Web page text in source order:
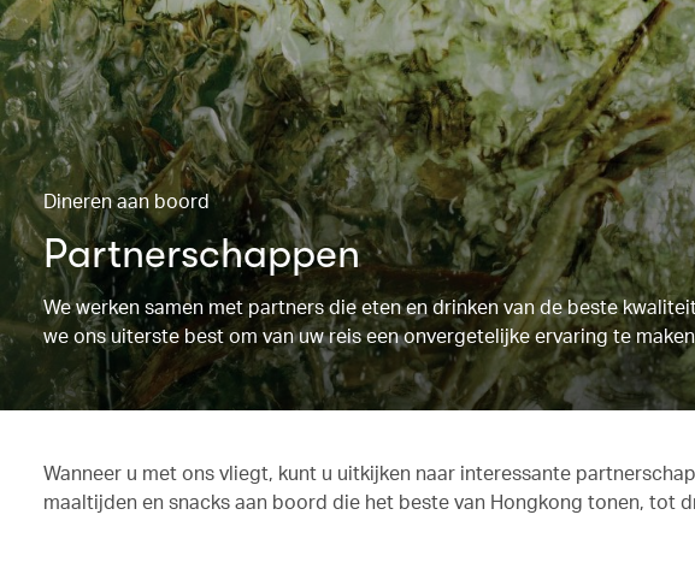
Dineren aan boord
Partnerschappen
We werken samen met partners die eten en drinken van de beste
we ons uiterste best om van uw reis een onvergetelijke ervaring te
Wanneer u met ons vliegt, kunt u uitkijken naar interessante
maaltijden en snacks aan boord die het beste van Hongkong tonen, tot